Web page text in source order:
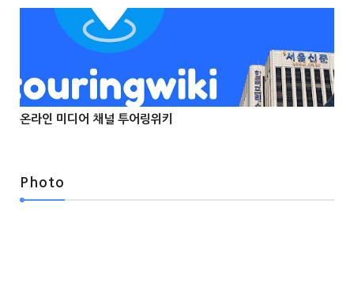
 

온라인 미디어 채널 투어링위키
Photo